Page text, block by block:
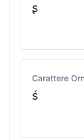
ʂ
Carattere
ś